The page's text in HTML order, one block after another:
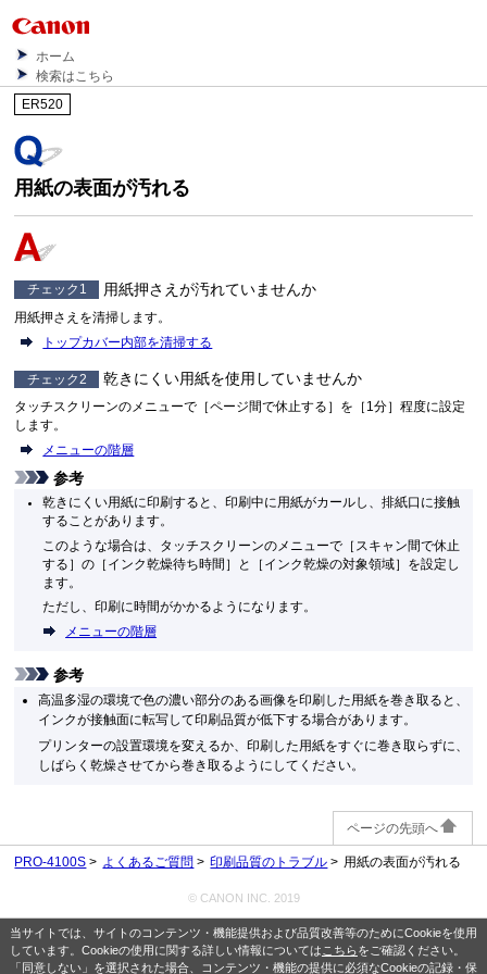
当サイトでは、サイトのコンテンツ・機能提供および品質改善等のためにCookieを使用
しています。Cookieの使用に関する詳しい情報については こちらをご確認ください。
「同意しない」を選択された場合、コンテンツ・機能の提供に必須なCookieの記録・保
ホーム
検索はこちら
ER520
用紙の表面が汚れる
チェック1 用紙押さえが汚れていませんか
用紙押さえを清掃します。
トップカバー内部を清掃する
チェック2 乾きにくい用紙を使用していませんか
タッチスクリーンのメニューで［ページ間で休止する ］を［ 1分］程度に設定
します。
メニューの階層
参考
乾きにくい用紙に印刷すると、印刷中に用紙がカールし、排紙口に接触
することがあります。
このような場合は、タッチスクリーンのメニューで［ スキャン間で休止
する ］の［ インク乾燥待ち時間 ］と［ インク乾燥の対象領域］を設定し
ます。
ただし、印刷に時間がかかるようになります。
メニューの階層
参考
高温多湿の環境で色の濃い部分のある画像を印刷した用紙を巻き取ると、
インクが接触面に転写して印刷品質が低下する場合があります。
プリンターの設置環境を変えるか、印刷した用紙をすぐに巻き取らずに、
しばらく乾燥させてから巻き取るようにしてください。
ページの先頭へ
PRO-4100S よくあるご質問 印刷品質のトラブル 用紙の表面が汚れる
© CANON INC. 2019